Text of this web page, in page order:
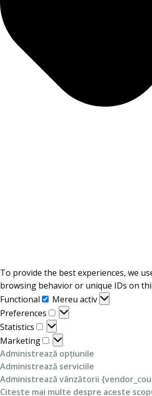
To provide the best experiences, we
browsing behavior or unique IDs on
Functional
Functional
Mereu activ
Preferences
Preferences
Statistics
Statistics
Marketing
Marketing
Administrează opțiunile
Administrează serviciile
Administrează vânzătorii
Citește mai multe despre aceste